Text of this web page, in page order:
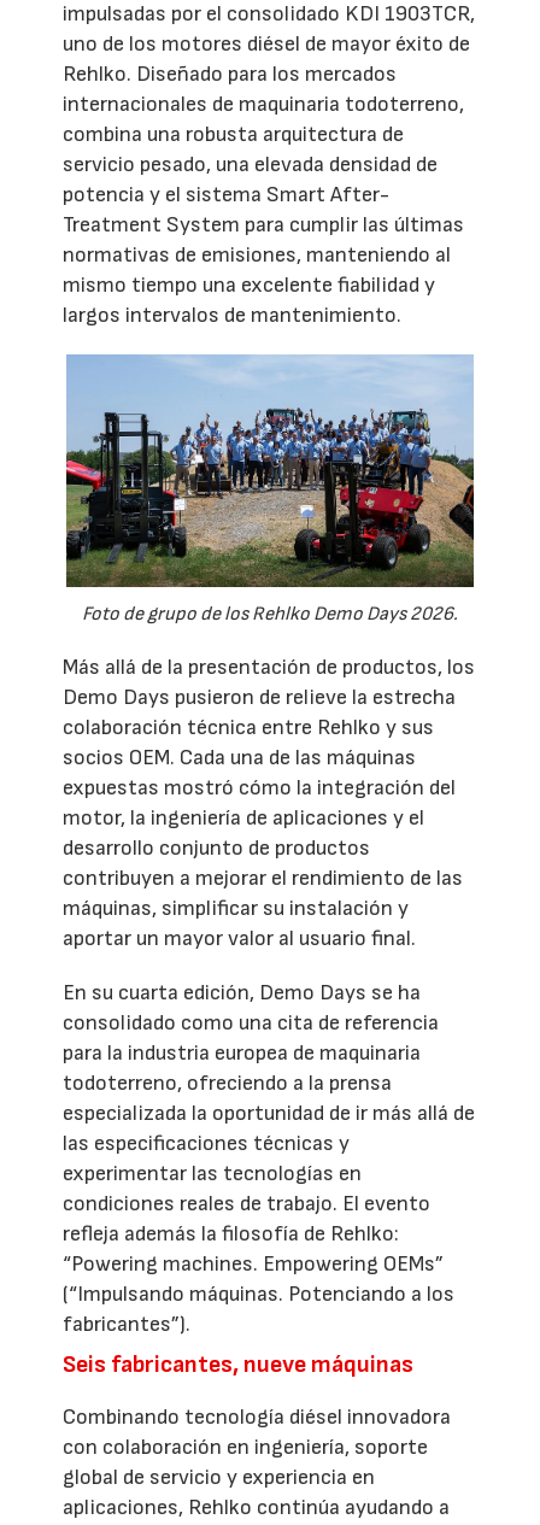
impulsadas por el consolidado KDI 1903TCR,
uno de los motores diésel de mayor éxito de
Rehlko. Diseñado para los mercados
internacionales de maquinaria todoterreno,
combina una robusta arquitectura de
servicio pesado, una elevada densidad de
potencia y el sistema Smart After-
Treatment System para cumplir las últimas
normativas de emisiones, manteniendo al
mismo tiempo una excelente fiabilidad y
largos intervalos de mantenimiento.
Foto de grupo de los Rehlko Demo Days 2026.
Más allá de la presentación de productos, los
Demo Days pusieron de relieve la estrecha
colaboración técnica entre Rehlko y sus
socios OEM. Cada una de las máquinas
expuestas mostró cómo la integración del
motor, la ingeniería de aplicaciones y el
desarrollo conjunto de productos
contribuyen a mejorar el rendimiento de las
máquinas, simplificar su instalación y
aportar un mayor valor al usuario final.
En su cuarta edición, Demo Days se ha
consolidado como una cita de referencia
para la industria europea de maquinaria
todoterreno, ofreciendo a la prensa
especializada la oportunidad de ir más allá de
las especificaciones técnicas y
experimentar las tecnologías en
condiciones reales de trabajo. El evento
refleja además la filosofía de Rehlko:
“Powering machines. Empowering OEMs”
(“Impulsando máquinas. Potenciando a los
fabricantes”).
Seis fabricantes, nueve máquinas
Combinando tecnología diésel innovadora
con colaboración en ingeniería, soporte
global de servicio y experiencia en
aplicaciones, Rehlko continúa ayudando a